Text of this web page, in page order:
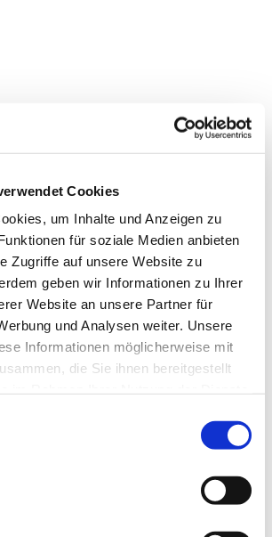
Cookies
um Inhalte und Anzeigen zu
für soziale Medien anbieten
Zugriffe auf unsere Website zu
geben wir Informationen zu Ihrer
Website an unsere Partner für
und Analysen weiter. Unsere
Informationen möglicherweise mit
die Sie ihnen bereitgestellt
könnte Sie auch
interessieren